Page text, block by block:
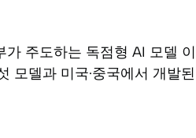
주도하는 독점형 AI 모델
모델과 미국·중국에서 개발